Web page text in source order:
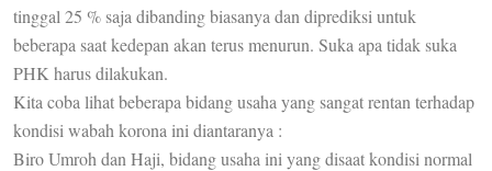
tinggal 25 % saja dibanding biasanya dan diprediksi untuk
beberapa saat kedepan akan terus menurun. Suka apa tidak suka
PHK harus dilakukan.
Kita coba lihat beberapa bidang usaha yang sangat rentan terhadap
kondisi wabah korona ini diantaranya :
Biro Umroh dan Haji, bidang usaha ini yang disaat kondisi normal